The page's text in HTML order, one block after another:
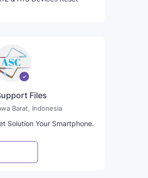
Files
Barat, Indonesia
Solution Your Smartphone.